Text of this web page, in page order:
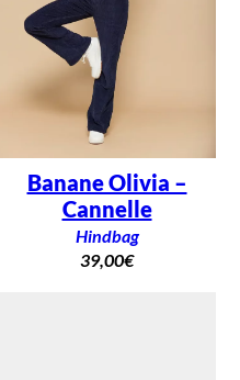
Banane Olivia –
Cannelle
Hindbag
39,00€